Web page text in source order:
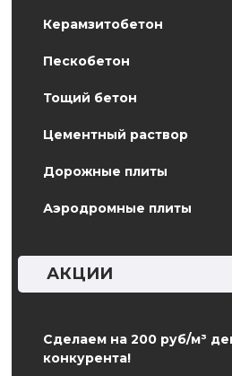
Керамзитобетон
Пескобетон
Тощий бетон
Цементный раствор
Дорожные плиты
Аэродромные плиты
АКЦИИ
Сделаем на 200 руб/м³
конкурента!